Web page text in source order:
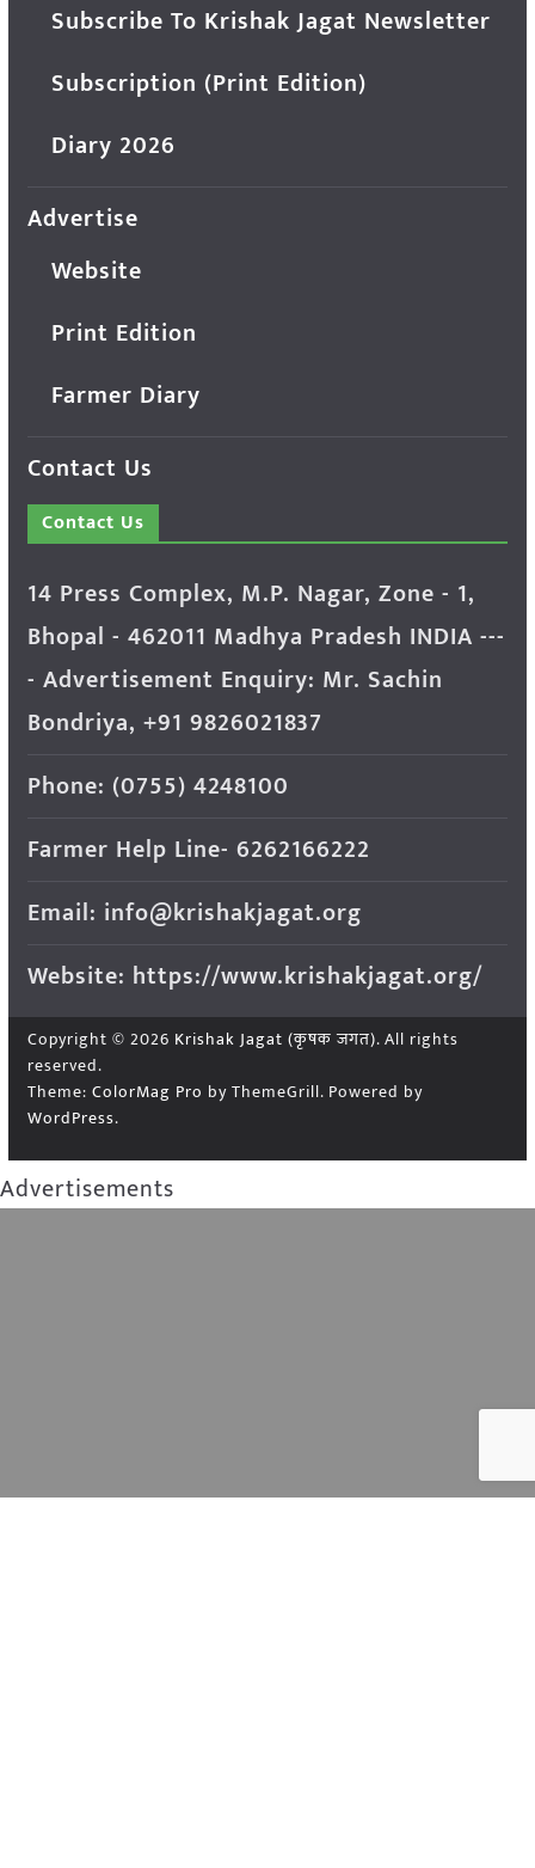
Subscribe To Krishak Jagat Newsletter
Subscription (Print Edition)
Diary 2026
Advertise
Website
Print Edition
Farmer Diary
Contact Us
Contact Us
14 Press Complex, M.P. Nagar, Zone - 1,
Bhopal - 462011 Madhya Pradesh INDIA ---
- Advertisement Enquiry: Mr. Sachin
Bondriya, +91 9826021837
Phone: (0755) 4248100
Farmer Help Line- 6262166222
Email: info@krishakjagat.org
Website: https://www.krishakjagat.org/
Copyright © 2026 Krishak Jagat (कृषक जगत). All rights
reserved.
Theme: ColorMag Pro by ThemeGrill. Powered by
WordPress.
Advertisements